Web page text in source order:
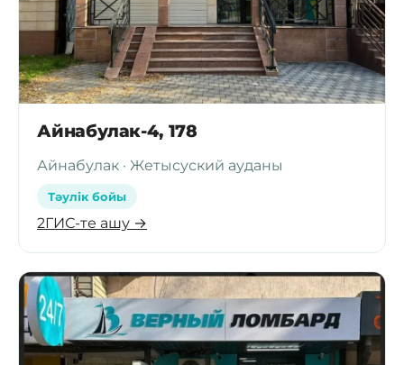
Айнабулак-4, 178
Айнабулак · Жетысуский ауданы
Тәулік бойы
2ГИС-те ашу →